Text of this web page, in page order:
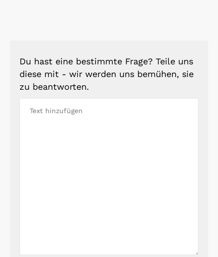
Du hast eine bestimmte Frage? Teile uns
diese mit - wir werden uns bemühen, sie
zu beantworten.